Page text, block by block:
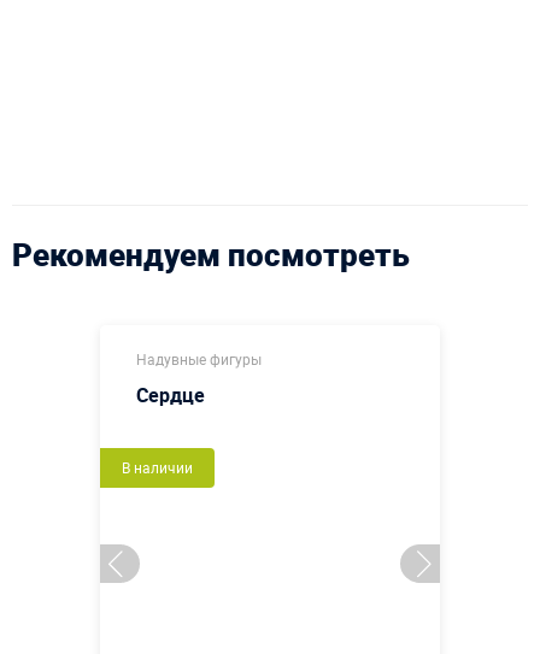
Рекомендуем посмотреть
Надувные фигуры
Сердце
В наличии